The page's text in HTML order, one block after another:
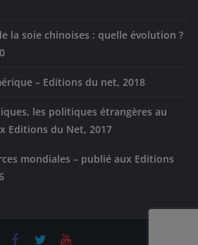
la soie chinoises : quelle évolution ?
– Editions du net, 2018
les politiques étrangères au
Editions du Net, 2017
mondiales – publié aux Editions